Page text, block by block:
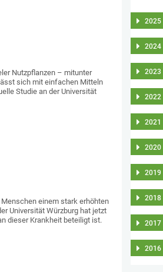
Nutzpflanzen – mitunter
sich mit einfachen Mitteln
Studie an der Universität
einem stark erhöhten
Universität Würzburg hat jetzt
dieser Krankheit beteiligt ist.
2025
2024
2023
2022
2021
2020
2019
2018
2017
2016